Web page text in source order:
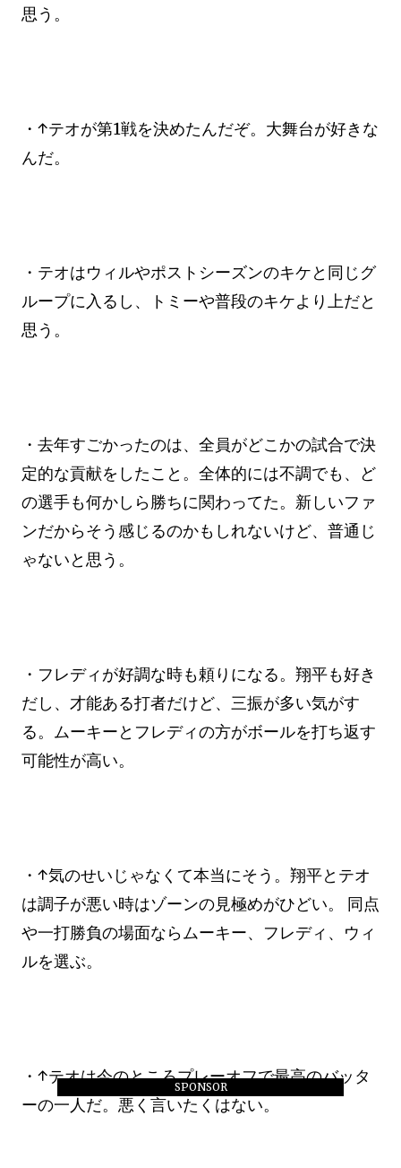
SPONSOR
思う。
・↑テオが第1戦を決めたんだぞ。大舞台が好きな
んだ。
・テオはウィルやポストシーズンのキケと同じグ
ループに入るし、トミーや普段のキケより上だと
思う。
・去年すごかったのは、全員がどこかの試合で決
定的な貢献をしたこと。全体的には不調でも、ど
の選手も何かしら勝ちに関わってた。新しいファ
ンだからそう感じるのかもしれないけど、普通じ
ゃないと思う。
・フレディが好調な時も頼りになる。翔平も好き
だし、才能ある打者だけど、三振が多い気がす
る。ムーキーとフレディの方がボールを打ち返す
可能性が高い。
・↑気のせいじゃなくて本当にそう。翔平とテオ
は調子が悪い時はゾーンの見極めがひどい。 同点
や一打勝負の場面ならムーキー、フレディ、ウィ
ルを選ぶ。
・↑テオは今のところプレーオフで最高のバッタ
ーの一人だ。悪く言いたくはない。